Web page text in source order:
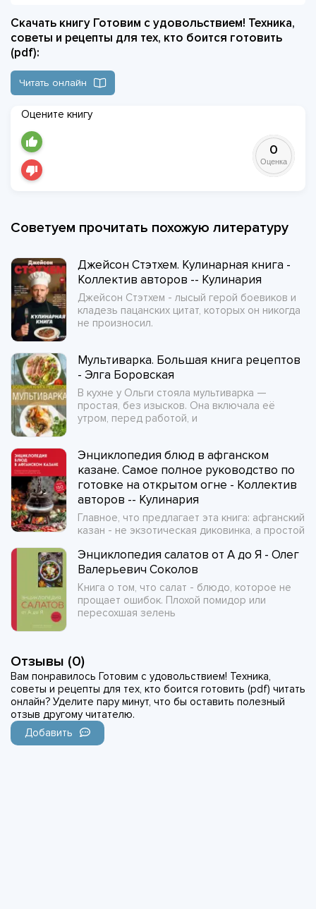
Скачать книгу Готовим с удовольствием! Техника,
советы и рецепты для тех, кто боится готовить
(pdf):
Читать онлайн
Оцените книгу
0
Оценка
Советуем прочитать похожую литературу
Джейсон Стэтхем. Кулинарная книга -
Коллектив авторов -- Кулинария
Джейсон Стэтхем - лысый герой боевиков и
кладезь пацанских цитат, которых он никогда
не произносил.
Мультиварка. Большая книга рецептов
- Элга Боровская
В кухне у Ольги стояла мультиварка —
простая, без изысков. Она включала её
утром, перед работой, и
Энциклопедия блюд в афганском
казане. Самое полное руководство по
готовке на открытом огне - Коллектив
авторов -- Кулинария
Главное, что предлагает эта книга: афганский
казан - не экзотическая диковинка, а простой
Энциклопедия салатов от А до Я - Олег
Валерьевич Соколов
Книга о том, что салат - блюдо, которое не
прощает ошибок. Плохой помидор или
пересохшая зелень
Отзывы (0)
Вам понравилось Готовим с удовольствием! Техника,
советы и рецепты для тех, кто боится готовить (pdf) читать
онлайн? Уделите пару минут, что бы оставить полезный
отзыв другому читателю.
Добавить